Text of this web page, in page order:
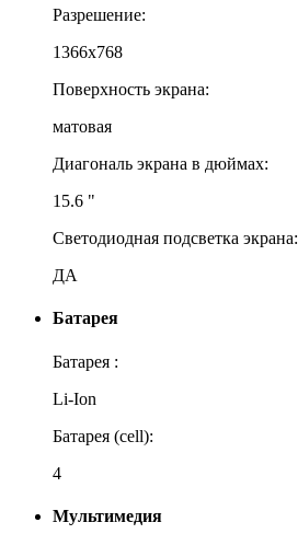
Разрешение:
1366x768
Поверхность экрана:
матовая
Диагональ экрана в дюймах:
15.6 "
Светодиодная подсветка экрана:
ДА
Батарея
Батарея :
Li-Ion
Батарея (cell):
4
Мультимедия